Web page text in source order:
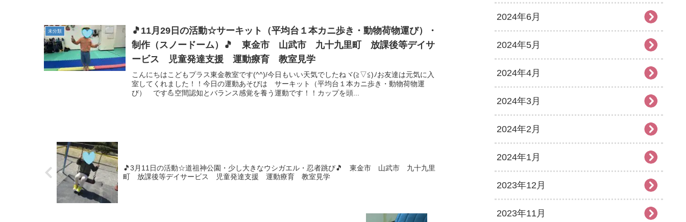
未分類
🎵11月29日の活動☆サーキット（平均台１本カニ歩き・動物荷物運び）・
制作（スノードーム）🎵 東金市 山武市 九十九里町 放課後等デイサ
ービス 児童発達支援 運動療育 教室見学
こんにちはこどもプラス東金教室です(^^)/今日もいい天気でしたねヾ(≧▽≦)ﾉお友達は元気に入
室してくれました！！今日の運動あそびは サーキット（平均台１本カニ歩き・動物荷物運
び） です💪空間認知とバランス感覚を養う運動です！！カップを頭...
🎵3月11日の活動☆道祖神公園・少し大きなウシガエル・忍者跳び🎵 東金市 山武市 九十九里
町 放課後等デイサービス 児童発達支援 運動療育 教室見学
2024年6月
2024年5月
2024年4月
2024年3月
2024年2月
2024年1月
2023年12月
2023年11月